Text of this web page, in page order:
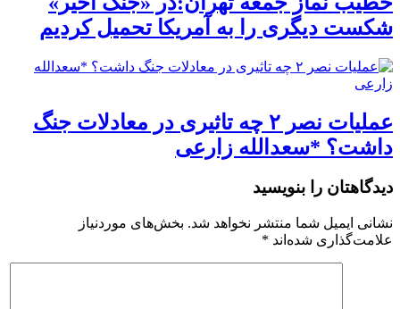
شکست دیگری را به آمریکا تحمیل کردیم
عملیات نصر ۲ چه تاثیری در معادلات جنگ
داشت؟ *سعدالله زارعی
دیدگاهتان را بنویسید
نشانی ایمیل شما منتشر نخواهد شد. بخش‌های موردنیاز
علامت‌گذاری شده‌اند *